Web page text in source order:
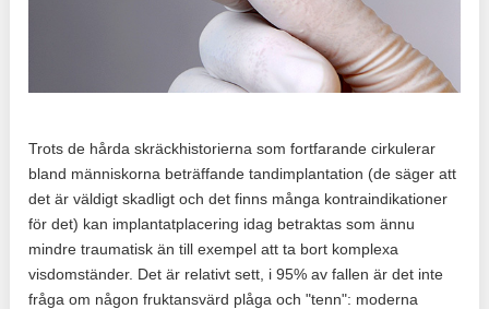
Trots de hårda skräckhistorierna som fortfarande cirkulerar
bland människorna beträffande tandimplantation (de säger att
det är väldigt skadligt och det finns många kontraindikationer
för det) kan implantatplacering idag betraktas som ännu
mindre traumatisk än till exempel att ta bort komplexa
visdomständer. Det är relativt sett, i 95% av fallen är det inte
fråga om någon fruktansvärd plåga och "tenn": moderna